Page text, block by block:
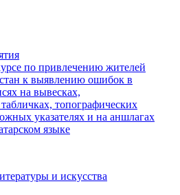
по привлечению жителей
к выявлению ошибок в
на вывесках,
топографических
указателях и на аншлагах
языке
и искусства